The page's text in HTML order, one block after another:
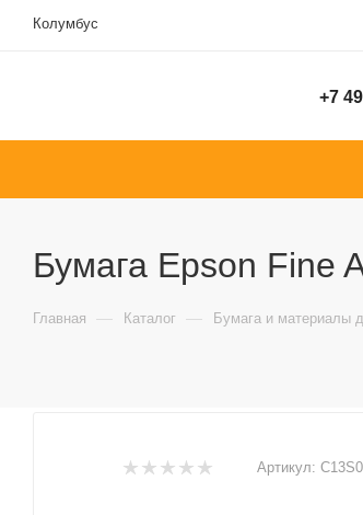
Колумбус
+7
Бумага Epson Fine
Главная — Каталог — Бумага и материалы
Артикул: